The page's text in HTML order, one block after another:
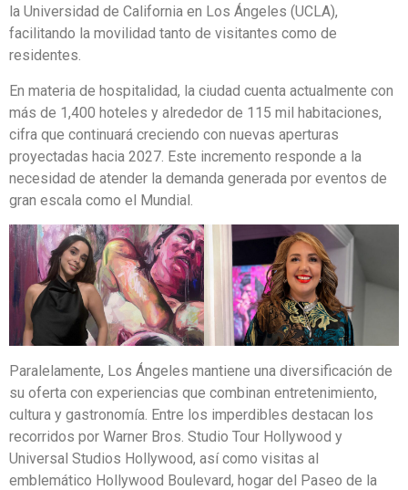
la Universidad de California en Los Ángeles (UCLA),
facilitando la movilidad tanto de visitantes como de
residentes.
En materia de hospitalidad, la ciudad cuenta actualmente con
más de 1,400 hoteles y alrededor de 115 mil habitaciones,
cifra que continuará creciendo con nuevas aperturas
proyectadas hacia 2027. Este incremento responde a la
necesidad de atender la demanda generada por eventos de
gran escala como el Mundial.
Paralelamente, Los Ángeles mantiene una diversificación de
su oferta con experiencias que combinan entretenimiento,
cultura y gastronomía. Entre los imperdibles destacan los
recorridos por Warner Bros. Studio Tour Hollywood y
Universal Studios Hollywood, así como visitas al
emblemático Hollywood Boulevard, hogar del Paseo de la